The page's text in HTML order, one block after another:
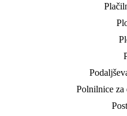
Polnilnice za